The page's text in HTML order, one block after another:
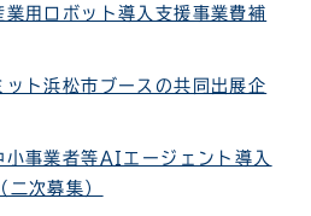
用ロボット導入支援事業費補
ト浜松市ブースの共同出展企
事業者等AIエージェント導入
二次募集）